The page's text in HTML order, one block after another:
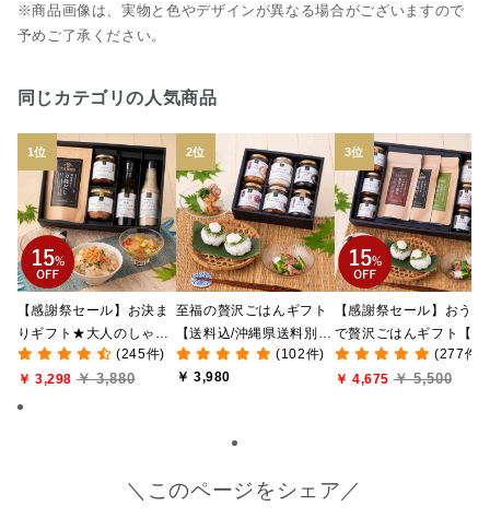
※商品画像は、実物と色やデザインが異なる場合がございますので
予めご了承ください。
同じカテゴリの人気商品
【感謝祭セール】お決ま
りギフト★大人のしゃけ
しゃけめんたい入り【送
料込/沖縄県送料別途】
【化粧箱包装付】
(245件)
￥ 3,298 ￥ 3,880
至福の贅沢ごはんギフト
【送料込/沖縄県送料別
途】【化粧箱包装付/オン
ライン限定】
(102件)
￥ 3,980
【感謝祭セール】おうち
で贅沢ごはんギフト【送
料無料/沖縄県送料別途】
【化粧箱包装付/オンライ
(277件)
￥ 4,675 ￥ 5,500
＼このページをシェア／